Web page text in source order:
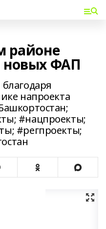
районе
новых ФАП
напроекта
#нацпроекты;
#регпроекты;